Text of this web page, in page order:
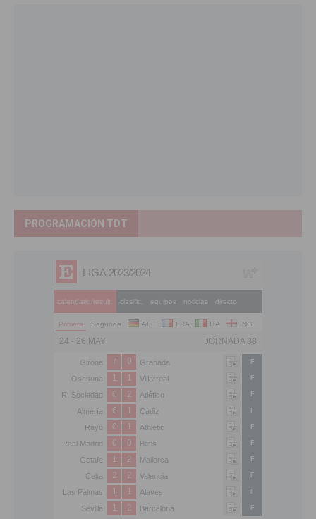
PROGRAMACIÓN TDT